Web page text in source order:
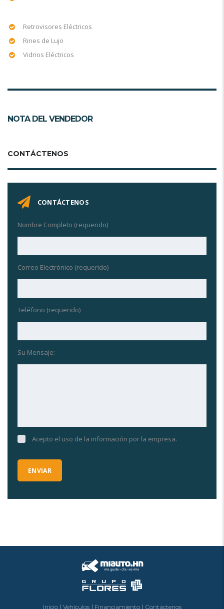
Retrovisores Eléctricos
Rines de Lujo
Vidrios Eléctricos
NOTA DEL VENDEDOR
CONTÁCTENOS
CONTÁCTENOS
Nombre Completo (requerido)
Correo Electrónico (requerido)
Teléfono (requerido)
Su Mensaje:
Acepto el uso de la información por la empresa.
Inicio Vehículos Financiamiento Contáctenos